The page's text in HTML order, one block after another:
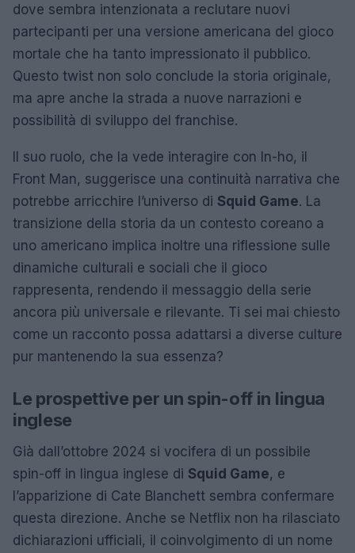
dove sembra intenzionata a reclutare nuovi
partecipanti per una versione americana del gioco
mortale che ha tanto impressionato il pubblico.
Questo twist non solo conclude la storia originale,
ma apre anche la strada a nuove narrazioni e
possibilità di sviluppo del franchise.
Il suo ruolo, che la vede interagire con In-ho, il
Front Man, suggerisce una continuità narrativa che
potrebbe arricchire l’universo di Squid Game. La
transizione della storia da un contesto coreano a
uno americano implica inoltre una riflessione sulle
dinamiche culturali e sociali che il gioco
rappresenta, rendendo il messaggio della serie
ancora più universale e rilevante. Ti sei mai chiesto
come un racconto possa adattarsi a diverse culture
pur mantenendo la sua essenza?
Le prospettive per un spin-off in lingua
inglese
Già dall’ottobre 2024 si vocifera di un possibile
spin-off in lingua inglese di Squid Game, e
l’apparizione di Cate Blanchett sembra confermare
questa direzione. Anche se Netflix non ha rilasciato
dichiarazioni ufficiali, il coinvolgimento di un nome